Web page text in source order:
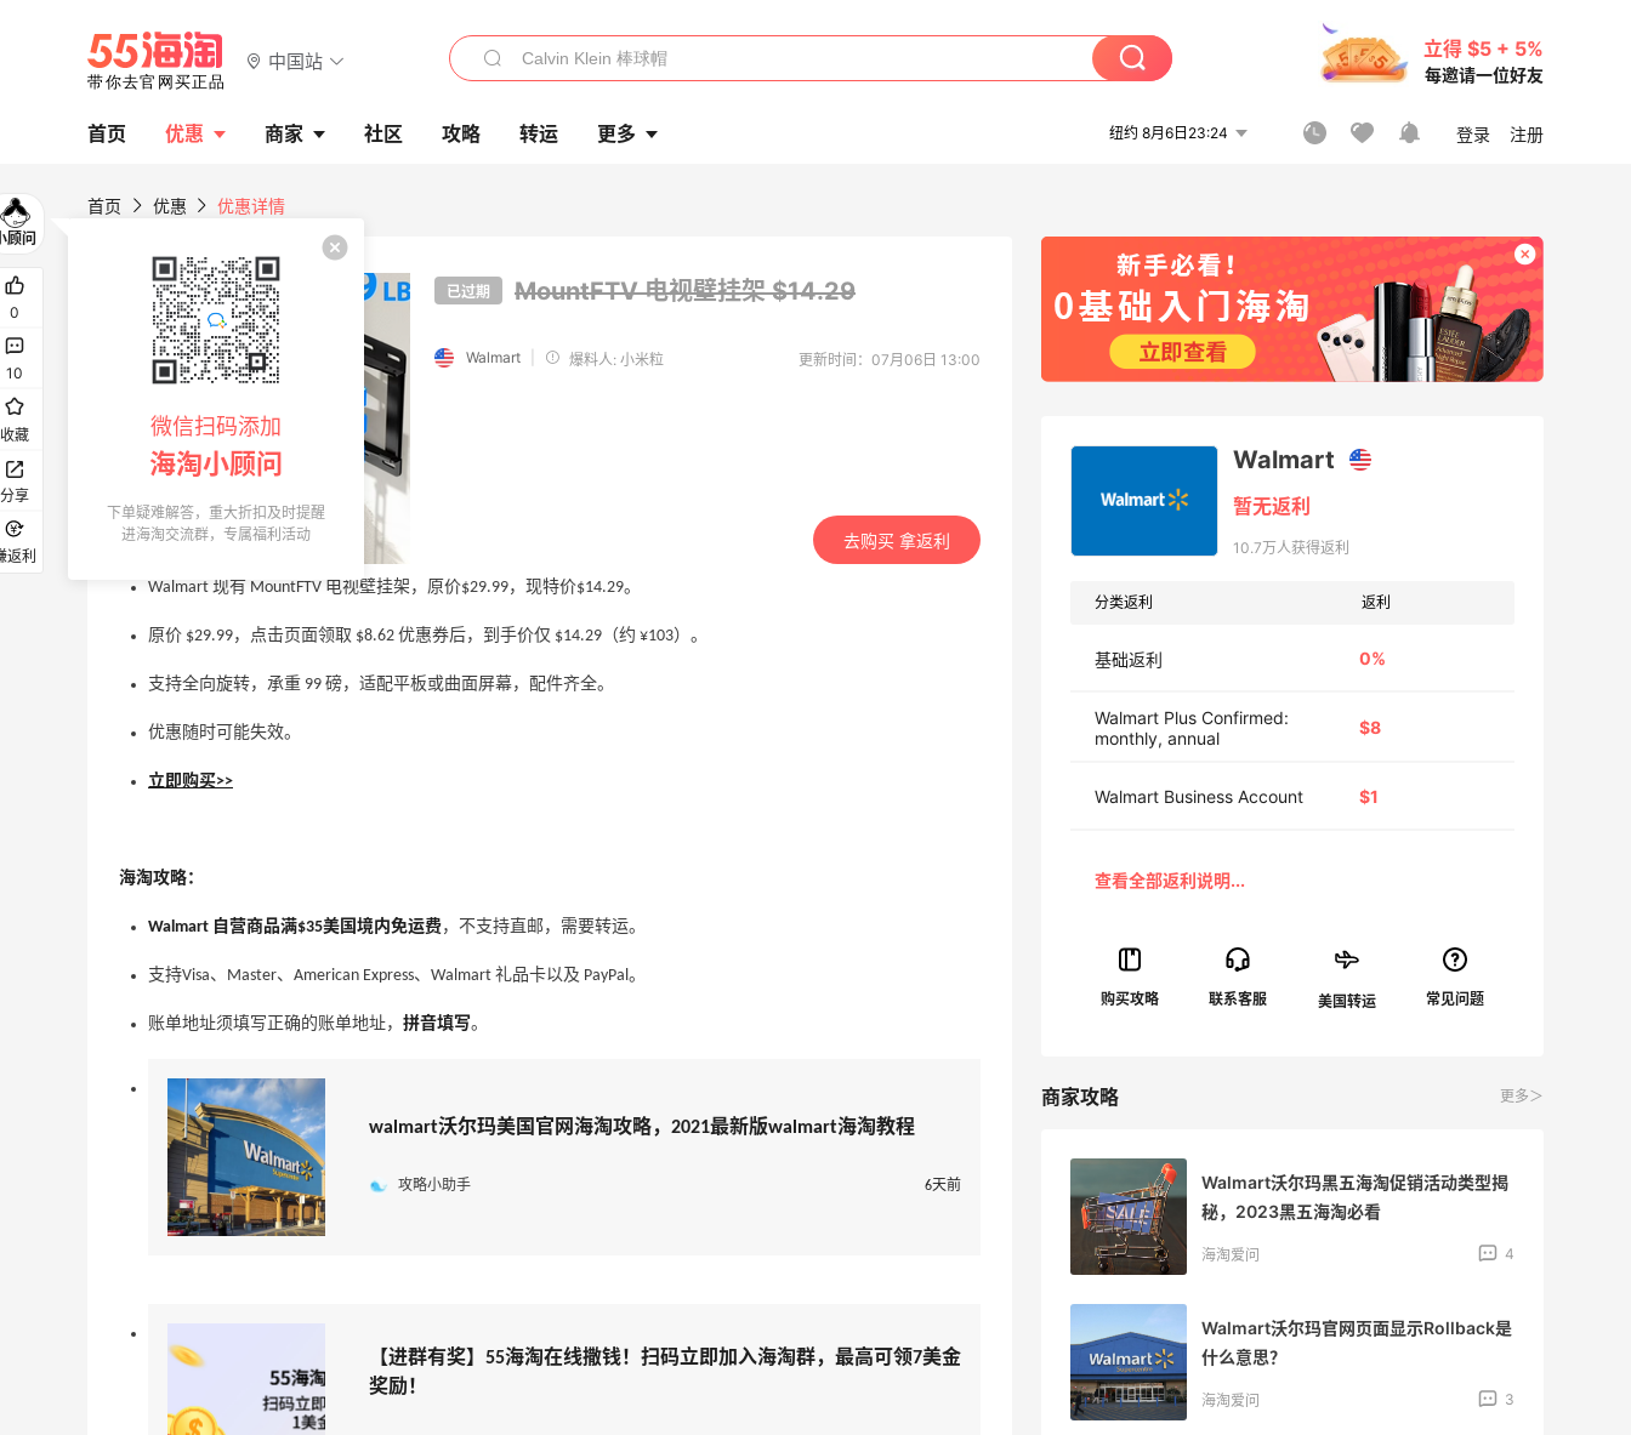
中国站
立得 $5 + 5%
每邀请一位好友
首页 优惠 商家 社区 攻略 转运 更多 纽约 8月6日23:24 登录 注册
首页 优惠 优惠详情
已过期 MountFTV 电视壁挂架$14.29
Walmart 爆料人: 小米粒 更新时间：07月06日 13:00
去购买 拿返利
Walmart 现有 MountFTV 电视壁挂架，原价$29.99，现特价$14.29。
原价 $29.99，点击页面领取 $8.62 优惠券后，到手价仅 $14.29（约 ¥103）。
支持全向旋转，承重 99 磅，适配平板或曲面屏幕，配件齐全。
优惠随时可能失效。
立即购买>>
海淘攻略：
Walmart 自营商品满$35美国境内免运费，不支持直邮，需要转运。
支持Visa、Master、American Express、Walmart 礼品卡以及 PayPal。
账单地址须填写正确的账单地址， 拼音填写。
walmart沃尔玛美国官网海淘攻略，2021最新版walmart海淘教程
攻略小助手 6天前
【进群有奖】55海淘在线撒钱！扫码立即加入海淘群，最高可领7美金
奖励！
Walmart
暂无返利
10.7万人获得返利
分类返利 返利
基础返利 0%
Walmart Plus Confirmed:
monthly, annual
$8
Walmart Business Account $1
美国转运
商家攻略 更多＞
Walmart沃尔玛黑五海淘促销活动类型揭
什么意思？
Walmart沃尔玛黑五海淘促销活动类型揭
秘，2023黑五海淘必看
海淘爱问 4
Walmart沃尔玛官网页面显示Rollback是
什么意思？
海淘爱问 3
0
10
收藏
分享
返利
微信扫码添加
海淘小顾问
下单疑难解答，重大折扣及时提醒
进海淘交流群，专属福利活动